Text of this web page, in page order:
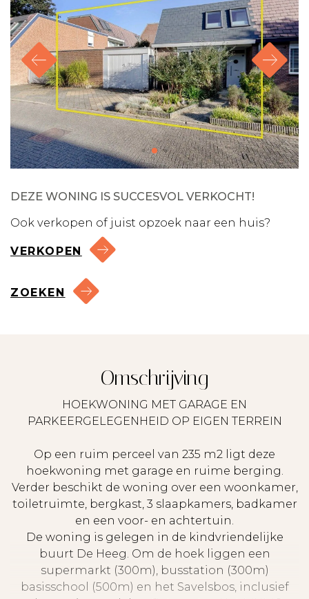
DEZE WONING IS SUCCESVOL VERKOCHT!
Ook verkopen of juist opzoek naar een huis?
VERKOPEN
ZOEKEN
Omschrijving
HOEKWONING MET GARAGE EN
PARKEERGELEGENHEID OP EIGEN TERREIN
Op een ruim perceel van 235 m2 ligt deze
hoekwoning met garage en ruime berging.
Verder beschikt de woning over een woonkamer,
toiletruimte, bergkast, 3 slaapkamers, badkamer
en een voor- en achtertuin.
De woning is gelegen in de kindvriendelijke
buurt De Heeg. Om de hoek liggen een
supermarkt (300m), busstation (300m)
basisschool (500m) en het Savelsbos, inclusief